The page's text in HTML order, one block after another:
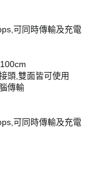
可同時傳輸及充電
頭,雙面皆可使用
傳輸
可同時傳輸及充電